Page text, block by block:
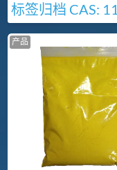
标签归档 CAS:
产品